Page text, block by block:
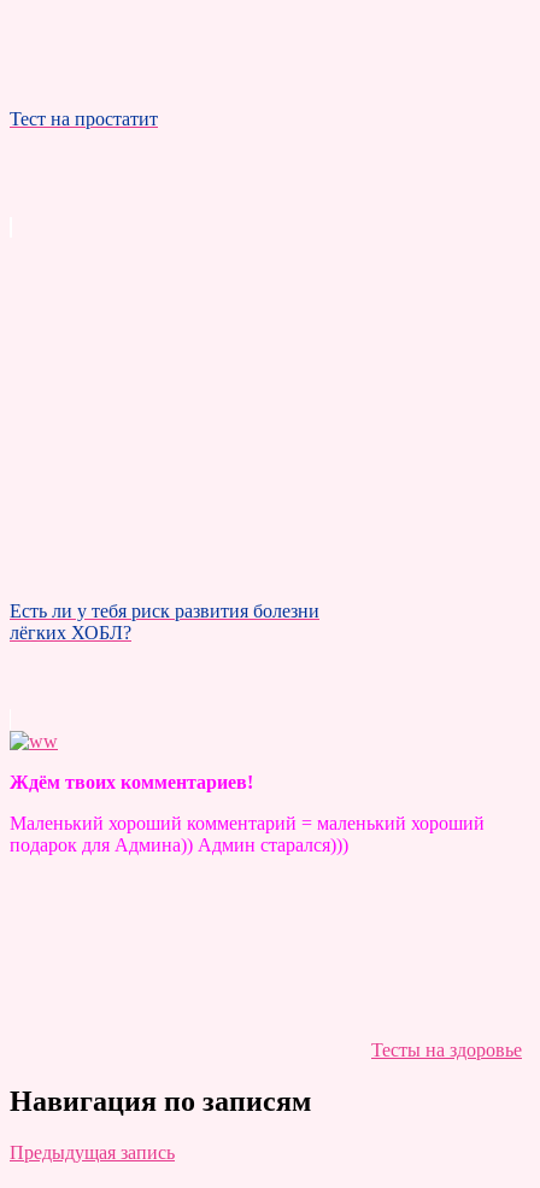
Тест на простатит
Есть ли у тебя риск развития болезни
лёгких ХОБЛ?
Ждём твоих комментариев!
Маленький хороший комментарий = маленький хороший
подарок для Админа)) Админ старался)))
Тесты на здоровье
Навигация по записям
Предыдущая запись